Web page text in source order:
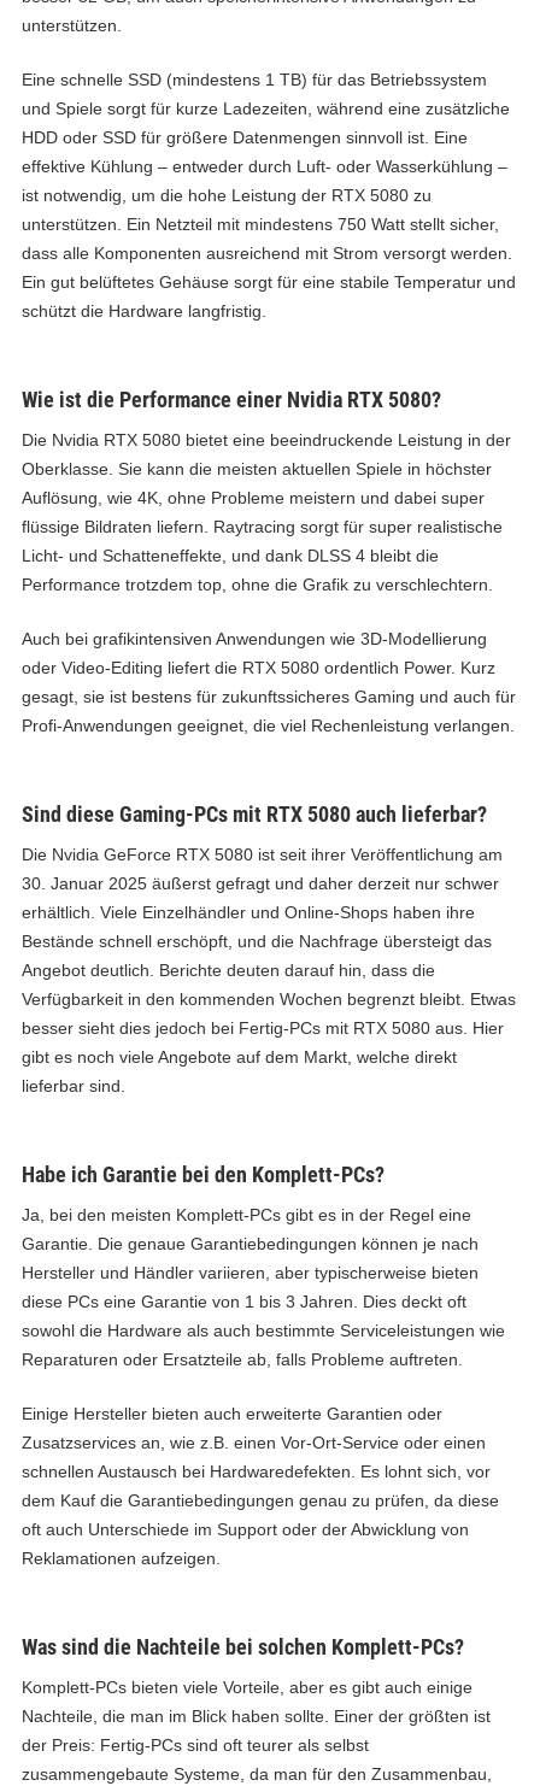
unterstützen.
Eine schnelle SSD (mindestens 1 TB) für das Betriebssystem
und Spiele sorgt für kurze Ladezeiten, während eine zusätzliche
HDD oder SSD für größere Datenmengen sinnvoll ist. Eine
effektive Kühlung – entweder durch Luft- oder Wasserkühlung –
ist notwendig, um die hohe Leistung der RTX 5080 zu
unterstützen. Ein Netzteil mit mindestens 750 Watt stellt sicher,
dass alle Komponenten ausreichend mit Strom versorgt werden.
Ein gut belüftetes Gehäuse sorgt für eine stabile Temperatur und
schützt die Hardware langfristig.
Wie ist die Performance einer Nvidia RTX 5080?
Die Nvidia RTX 5080 bietet eine beeindruckende Leistung in der
Oberklasse. Sie kann die meisten aktuellen Spiele in höchster
Auflösung, wie 4K, ohne Probleme meistern und dabei super
flüssige Bildraten liefern. Raytracing sorgt für super realistische
Licht- und Schatteneffekte, und dank DLSS 4 bleibt die
Performance trotzdem top, ohne die Grafik zu verschlechtern.
Auch bei grafikintensiven Anwendungen wie 3D-Modellierung
oder Video-Editing liefert die RTX 5080 ordentlich Power. Kurz
gesagt, sie ist bestens für zukunftssicheres Gaming und auch für
Profi-Anwendungen geeignet, die viel Rechenleistung verlangen.
Sind diese Gaming-PCs mit RTX 5080 auch lieferbar?
Die Nvidia GeForce RTX 5080 ist seit ihrer Veröffentlichung am
30. Januar 2025 äußerst gefragt und daher derzeit nur schwer
erhältlich. Viele Einzelhändler und Online-Shops haben ihre
Bestände schnell erschöpft, und die Nachfrage übersteigt das
Angebot deutlich. Berichte deuten darauf hin, dass die
Verfügbarkeit in den kommenden Wochen begrenzt bleibt. Etwas
besser sieht dies jedoch bei Fertig-PCs mit RTX 5080 aus. Hier
gibt es noch viele Angebote auf dem Markt, welche direkt
lieferbar sind.
Habe ich Garantie bei den Komplett-PCs?
Ja, bei den meisten Komplett-PCs gibt es in der Regel eine
Garantie. Die genaue Garantiebedingungen können je nach
Hersteller und Händler variieren, aber typischerweise bieten
diese PCs eine Garantie von 1 bis 3 Jahren. Dies deckt oft
sowohl die Hardware als auch bestimmte Serviceleistungen wie
Reparaturen oder Ersatzteile ab, falls Probleme auftreten.
Einige Hersteller bieten auch erweiterte Garantien oder
Zusatzservices an, wie z.B. einen Vor-Ort-Service oder einen
schnellen Austausch bei Hardwaredefekten. Es lohnt sich, vor
dem Kauf die Garantiebedingungen genau zu prüfen, da diese
oft auch Unterschiede im Support oder der Abwicklung von
Reklamationen aufzeigen.
Was sind die Nachteile bei solchen Komplett-PCs?
Komplett-PCs bieten viele Vorteile, aber es gibt auch einige
Nachteile, die man im Blick haben sollte. Einer der größten ist
der Preis: Fertig-PCs sind oft teurer als selbst
zusammengebaute Systeme, da man für den Zusammenbau,